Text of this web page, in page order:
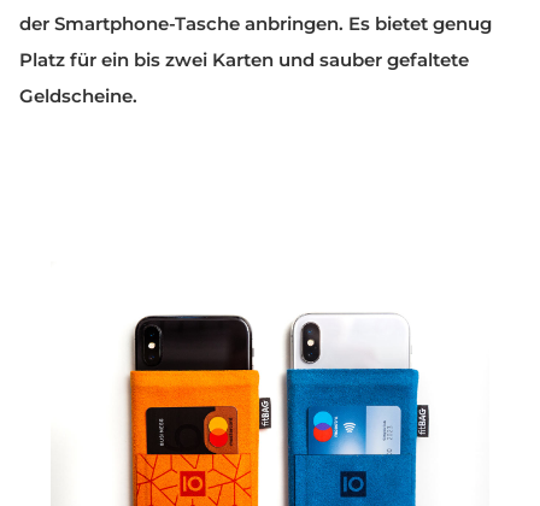
der Smartphone-Tasche anbringen. Es bietet genug
Platz für ein bis zwei Karten und sauber gefaltete
Geldscheine.